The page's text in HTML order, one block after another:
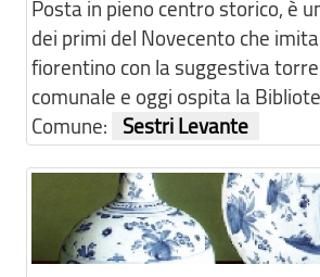
Posta in pieno centro storico, è
dei primi del Novecento che
fiorentino con la suggestiva
comunale e oggi ospita la
Comune:
Sestri Levante